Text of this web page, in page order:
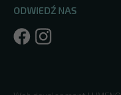
ODWIEDŹ NAS